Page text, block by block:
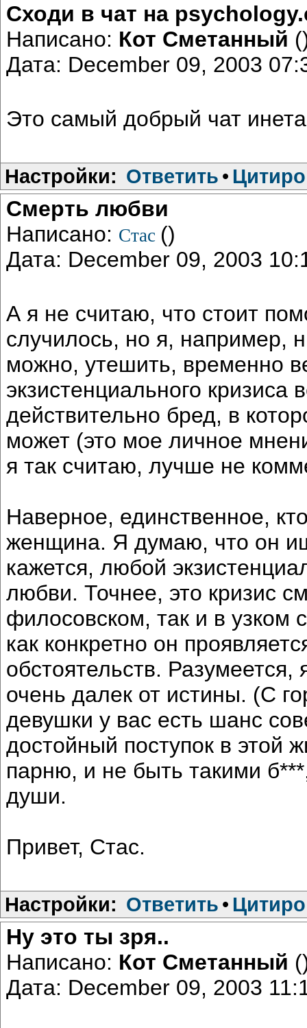
Сходи в чат на
Написано: Кот Сметанный
Дата: December 09, 2003
Это самый добрый чат
Настройки: Ответить •
Cмерть любви
Написано: Стас ()
Дата: December 09, 2003
А я не считаю, что стоит
случилось, но я, например,
можно, утешить, временно
экзистенциального
действительно бред, в
может (это мое личное
я так считаю, лучше не
Наверное, единственное,
женщина. Я думаю, что он
кажется, любой
любви. Точнее, это кризис
филосовском, так и в узком
как конкретно он
обстоятельств.
очень далек от истины. (С
девушки у вас есть шанс
достойный поступок в этой
парню, и не быть такими
души.
Привет, Стас.
Настройки: Ответить •
Ну это ты зря..
Написано: Кот Сметанный
Дата: December 09, 2003